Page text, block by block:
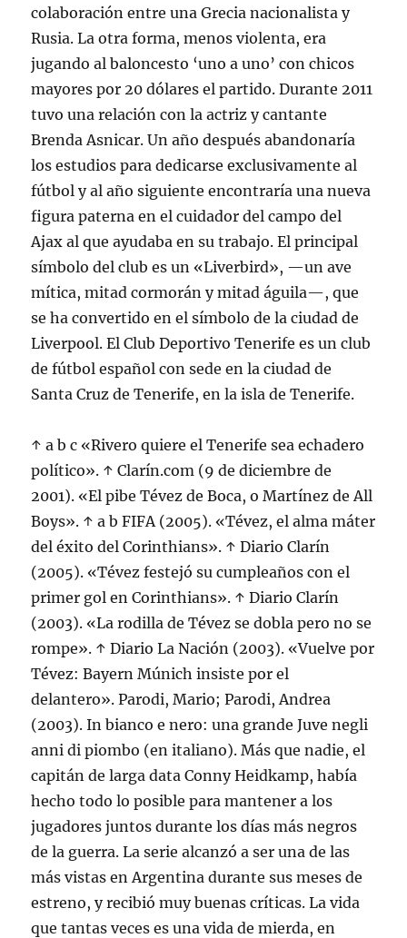
colaboración entre una Grecia nacionalista y
Rusia. La otra forma, menos violenta, era
jugando al baloncesto ‘uno a uno’ con chicos
mayores por 20 dólares el partido. Durante 2011
tuvo una relación con la actriz y cantante
Brenda Asnicar. Un año después abandonaría
los estudios para dedicarse exclusivamente al
fútbol y al año siguiente encontraría una nueva
figura paterna en el cuidador del campo del
Ajax al que ayudaba en su trabajo. El principal
símbolo del club es un «Liverbird», —un ave
mítica, mitad cormorán y mitad águila—, que
se ha convertido en el símbolo de la ciudad de
Liverpool. El Club Deportivo Tenerife es un club
de fútbol español con sede en la ciudad de
Santa Cruz de Tenerife, en la isla de Tenerife.
↑ a b c «Rivero quiere el Tenerife sea echadero
político». ↑ Clarín.com (9 de diciembre de
2001). «El pibe Tévez de Boca, o Martínez de All
Boys». ↑ a b FIFA (2005). «Tévez, el alma máter
del éxito del Corinthians». ↑ Diario Clarín
(2005). «Tévez festejó su cumpleaños con el
primer gol en Corinthians». ↑ Diario Clarín
(2003). «La rodilla de Tévez se dobla pero no se
rompe». ↑ Diario La Nación (2003). «Vuelve por
Tévez: Bayern Múnich insiste por el
delantero». Parodi, Mario; Parodi, Andrea
(2003). In bianco e nero: una grande Juve negli
anni di piombo (en italiano). Más que nadie, el
capitán de larga data Conny Heidkamp, había
hecho todo lo posible para mantener a los
jugadores juntos durante los días más negros
de la guerra. La serie alcanzó a ser una de las
más vistas en Argentina durante sus meses de
estreno, y recibió muy buenas críticas. La vida
que tantas veces es una vida de mierda, en